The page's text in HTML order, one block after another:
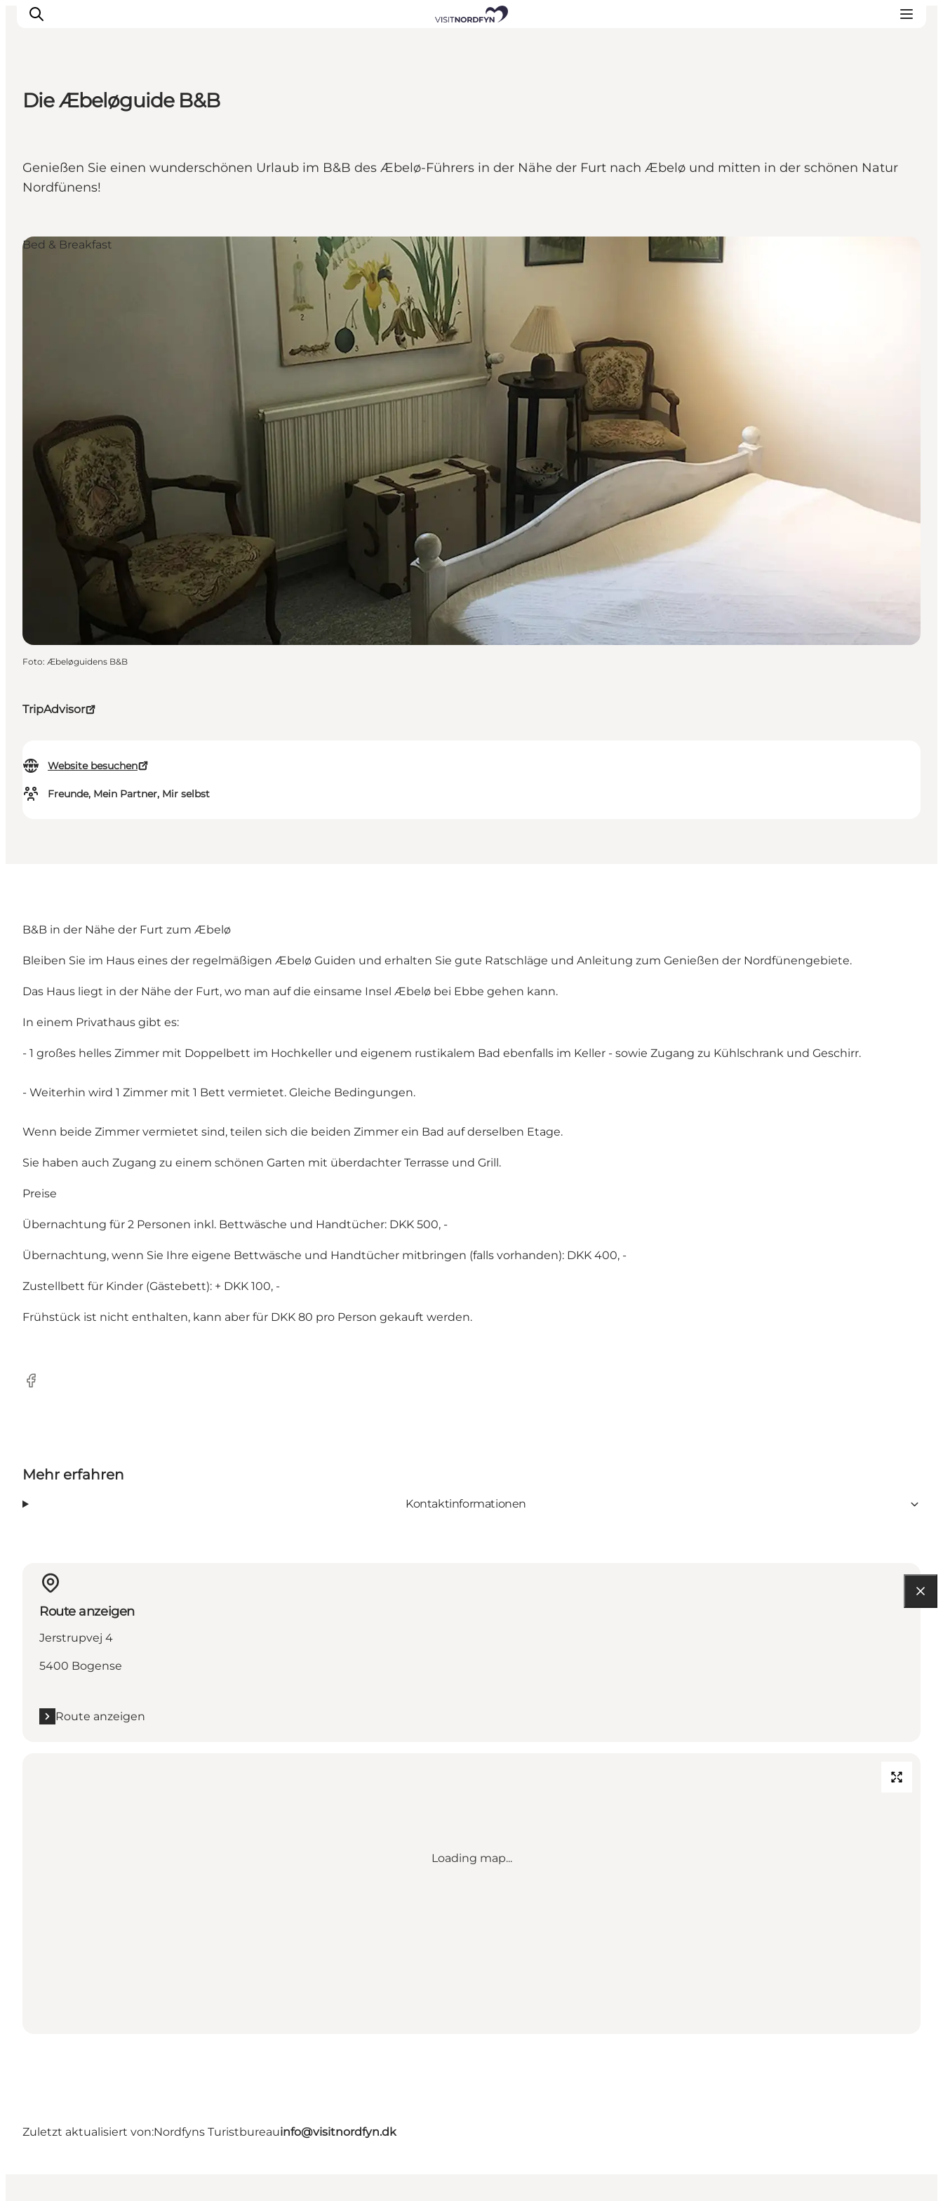
Essen und Trinken
Unterkünfte
Die Æbeløguide B&B
Genießen Sie einen wunderschönen Urlaub im B&B des Æbelø-Führers in der Nähe der Furt nach Æbelø und mitten in der schönen Natur
Nordfünens!
TripAdvisor
Website besuchen
Freunde, Mein Partner, Mir selbst
Bed & Breakfast
Foto: Æbeløguidens B&B
B&B in der Nähe der Furt zum Æbelø
Bleiben Sie im Haus eines der regelmäßigen Æbelø Guiden und erhalten Sie gute Ratschläge und Anleitung zum Genießen der Nordfünengebiete.
Das Haus liegt in der Nähe der Furt, wo man auf die einsame Insel Æbelø bei Ebbe gehen kann.
In einem Privathaus gibt es:
- 1 großes helles Zimmer mit Doppelbett im Hochkeller und eigenem rustikalem Bad ebenfalls im Keller - sowie Zugang zu Kühlschrank und Geschirr.
- Weiterhin wird 1 Zimmer mit 1 Bett vermietet. Gleiche Bedingungen.
Wenn beide Zimmer vermietet sind, teilen sich die beiden Zimmer ein Bad auf derselben Etage.
Sie haben auch Zugang zu einem schönen Garten mit überdachter Terrasse und Grill.
Preise
Übernachtung für 2 Personen inkl. Bettwäsche und Handtücher: DKK 500, -
Übernachtung, wenn Sie Ihre eigene Bettwäsche und Handtücher mitbringen (falls vorhanden): DKK 400, -
Zustellbett für Kinder (Gästebett): + DKK 100, -
Frühstück ist nicht enthalten, kann aber für DKK 80 pro Person gekauft werden.
Facebook
Mehr erfahren
Kontaktinformationen
Route anzeigen
Jerstrupvej 4
5400 Bogense
Route anzeigen
Loading map...
Zuletzt aktualisiert von:Nordfyns Turistbureauinfo@visitnordfyn.dk